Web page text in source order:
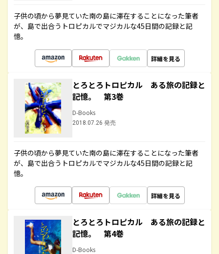
子供の頃から夢見ていた南の島に滞在することになった筆者
が、島で出合うトロピカルでマジカルな45日間の記録と記
憶。
詳細を見る
とろとろトロピカル ある旅の記録と
記憶。 第3巻
D-Books
2018.07.26 発売
子供の頃から夢見ていた南の島に滞在することになった筆者
が、島で出合うトロピカルでマジカルな45日間の記録と記
憶。
詳細を見る
とろとろトロピカル ある旅の記録と
記憶。 第4巻
D-Books